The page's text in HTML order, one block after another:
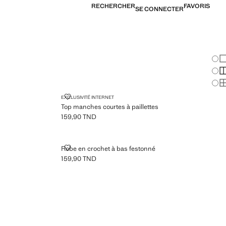
RECHERCHERSE CONNECTERFAVORIS
EXCLUSIVITÉ INTERNET
Top manches courtes à paillettes
TOP MANCHES COURTES À PAILLETTES
Prix actuel [159,90 TND ]
159,90 TND
PERLES Robe en crochet à bas festonné
ROBE EN CROCHET À BAS FESTONNÉ
Prix actuel [159,90 TND ]
159,90 TND